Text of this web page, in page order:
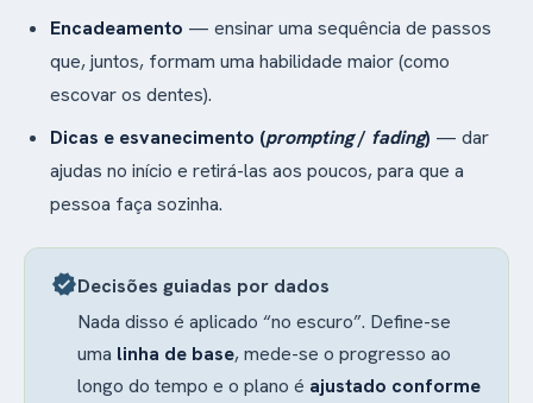
Encadeamento — ensinar uma sequência de passos
que, juntos, formam uma habilidade maior (como
escovar os dentes).
Dicas e esvanecimento (prompting/ fading) — dar
ajudas no início e retirá-las aos poucos, para que a
pessoa faça sozinha.
verifiedDecisões guiadas por dados
Nada disso é aplicado “no escuro”. Define-se
uma linha de base, mede-se o progresso ao
longo do tempo e o plano é ajustado conforme